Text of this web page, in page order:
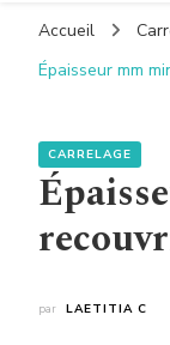
Accueil
Épaisseur mm
CARRELAGE
par LAETITIA C